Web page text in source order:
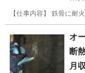
【仕事内容】 鉄骨に耐
オ
断
職
月